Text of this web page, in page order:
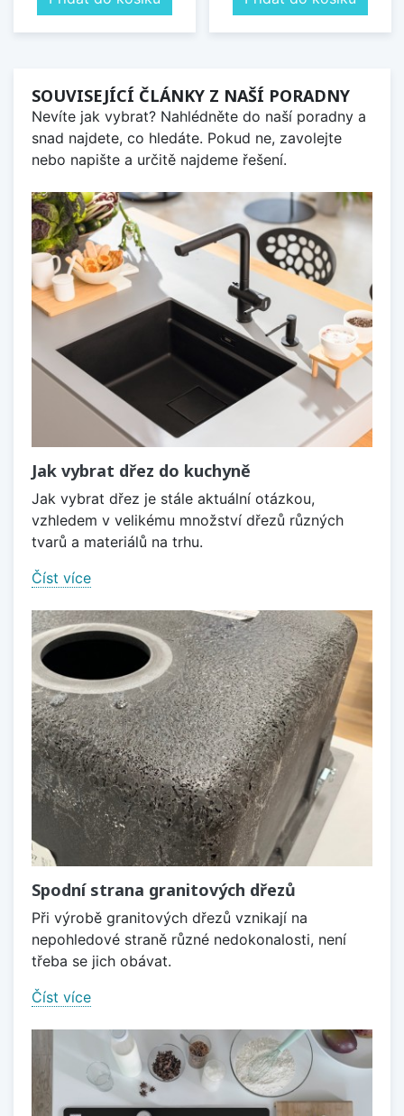
SOUVISEJÍCÍ ČLÁNKY Z NAŠÍ PORADNY
Nevíte jak vybrat? Nahlédněte do naší poradny a
snad najdete, co hledáte. Pokud ne, zavolejte
nebo napište a určitě najdeme řešení.
Jak vybrat dřez do kuchyně
Jak vybrat dřez je stále aktuální otázkou,
vzhledem v velikému množství dřezů různých
tvarů a materiálů na trhu.
Číst více
Spodní strana granitových dřezů
Při výrobě granitových dřezů vznikají na
nepohledové straně různé nedokonalosti, není
třeba se jich obávat.
Číst více